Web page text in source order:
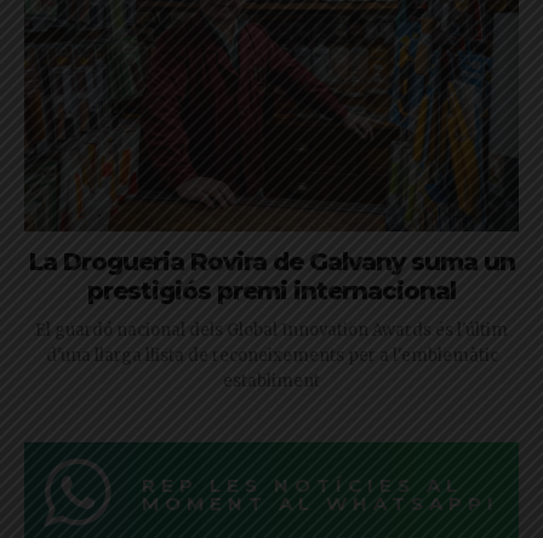
La Drogueria Rovira de Galvany suma un
prestigiós premi internacional
El guardó nacional dels Global Innovation Awards és l'últim
d'una llarga llista de reconeixements per a l'emblemàtic
establiment
REP LES NOTÍCIES AL
MOMENT AL WHATSAPP!